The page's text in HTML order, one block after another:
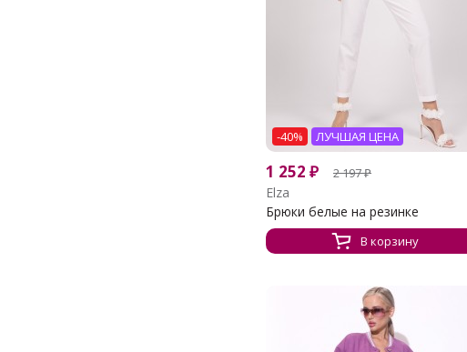
-40% ЛУЧШАЯ ЦЕНА
1 252 ₽ 2 197₽
Elza
Брюки белые на резинке
В корзину